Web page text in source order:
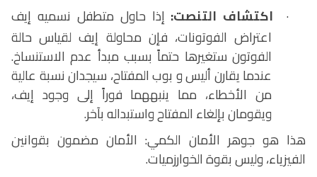
·
اكتشاف التنصت: إذا حاول متطفل نسميه إيف
اعتراض الفوتونات، فإن محاولة إيف لقياس حالة
الفوتون ستغيرها حتماً بسبب مبدأ عدم الاستنساخ.
عندما يقارن أليس و بوب المفتاح، سيجدان نسبة عالية
من الأخطاء، مما ينبههما فوراً إلى وجود إيف،
ويقومان بإلغاء المفتاح واستبداله بآخر.
هذا هو جوهر الأمان الكمي: الأمان مضمون بقوانين
الفيزياء، وليس بقوة الخوارزميات.